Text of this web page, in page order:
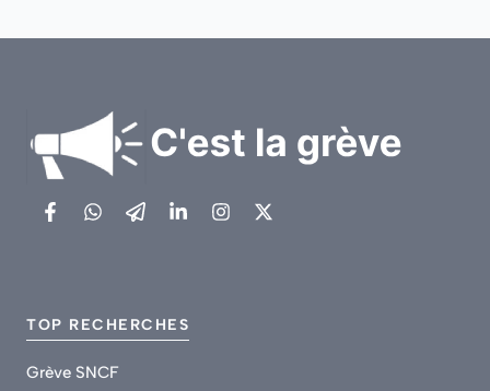
TOP RECHERCHES
Grève SNCF